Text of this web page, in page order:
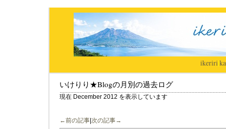
ikeriri|
いけりり★Blogの月別の過去ログ
現在 December 2012 を表示しています
←前の記事 次の記事→